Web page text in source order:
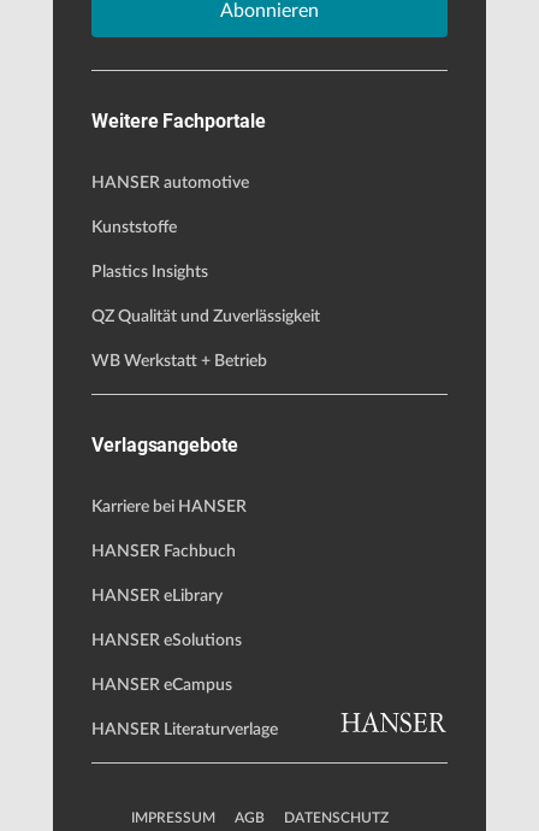
Abonnieren
Weitere Fachportale
HANSER automotive
Kunststoffe
Plastics Insights
QZ Qualität und Zuverlässigkeit
WB Werkstatt + Betrieb
Verlagsangebote
Karriere bei HANSER
HANSER Fachbuch
HANSER eLibrary
HANSER eSolutions
HANSER eCampus
HANSER Literaturverlage
IMPRESSUM AGB DATENSCHUTZ